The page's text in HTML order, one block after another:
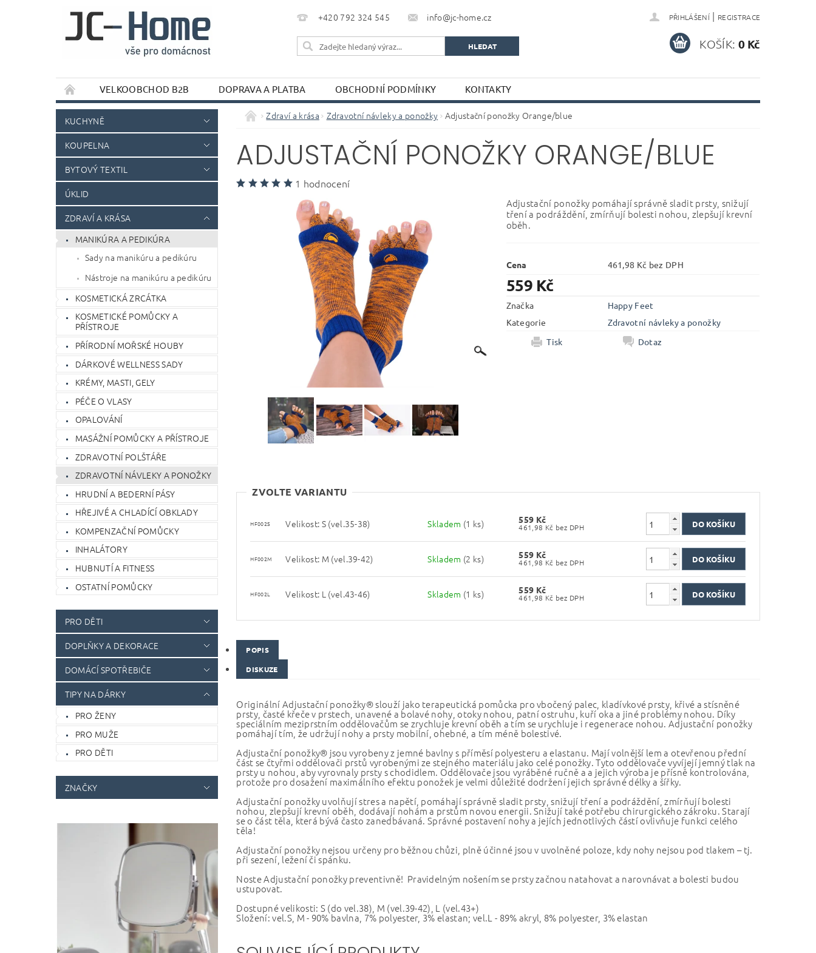
+420 792 324 545 info@jc-home.cz PŘIHLÁŠENÍ | REGISTRACE
KOŠÍK: 0 Kč
VELKOOBCHOD B2B DOPRAVA A PLATBA OBCHODNÍ PODMÍNKY KONTAKTY
KUCHYNĚ
KOUPELNA
BYTOVÝ TEXTIL
ÚKLID
ZDRAVÍ A KRÁSA
MANIKÚRA A PEDIKÚRA
Sady na manikúru a pedikúru
Nástroje na manikúru a pedikúru
KOSMETICKÁ ZRCÁTKA
KOSMETICKÉ POMŮCKY A
PŘÍSTROJE
PŘÍRODNÍ MOŘSKÉ HOUBY
DÁRKOVÉ WELLNESS SADY
KRÉMY, MASTI, GELY
PÉČE O VLASY
OPALOVÁNÍ
MASÁŽNÍ POMŮCKY A PŘÍSTROJE
ZDRAVOTNÍ POLŠTÁŘE
ZDRAVOTNÍ NÁVLEKY A PONOŽKY
HRUDNÍ A BEDERNÍ PÁSY
HŘEJIVÉ A CHLADÍCÍ OBKLADY
KOMPENZAČNÍ POMŮCKY
INHALÁTORY
HUBNUTÍ A FITNESS
OSTATNÍ POMŮCKY
PRO DĚTI
DOPLŇKY A DEKORACE
DOMÁCÍ SPOTŘEBIČE
TIPY NA DÁRKY
PRO ŽENY
PRO MUŽE
PRO DĚTI
ZNAČKY
Zdraví a krása Zdravotní návleky a ponožky Adjustační ponožky Orange/blue
ADJUSTAČNÍ PONOŽKY ORANGE/BLUE
1 hodnocení
Adjustační ponožky pomáhají správně sladit prsty, snižují
tření a podráždění, zmírňují bolesti nohou, zlepšují krevní
oběh.
Cena 461,98 Kč bez DPH
559 Kč
Značka
Happy Feet
Kategorie
Zdravotní návleky a ponožky
Tisk
Dotaz
ZVOLTE VARIANTU
HF002S Velikost: S (vel.35-38) Skladem (1 ks) 559 Kč
461,98 Kč bez DPH
HF002M Velikost: M (vel.39-42) Skladem (2 ks) 559 Kč
461,98 Kč bez DPH
HF002L Velikost: L (vel.43-46) Skladem (1 ks) 559 Kč
461,98 Kč bez DPH
POPIS
DISKUZE
Originální Adjustační ponožky® slouží jako terapeutická pomůcka pro vbočený palec, kladívkové prsty, křivé a stísněné
prsty, časté křeče v prstech, unavené a bolavé nohy, otoky nohou, patní ostruhu, kuří oka a jiné problémy nohou. Díky
speciálním meziprstním oddělovačům se zrychluje krevní oběh a tím se urychluje i regenerace nohou. Adjustační ponožky
pomáhají tím, že udržují nohy a prsty mobilní, ohebné, a tím méně bolestivé.
Adjustační ponožky® jsou vyrobeny z jemné bavlny s příměsí polyesteru a elastanu. Mají volnější lem a otevřenou přední
část se čtyřmi oddělovači prstů vyrobenými ze stejného materiálu jako celé ponožky. Tyto oddělovače vyvíjejí jemný tlak na
prsty u nohou, aby vyrovnaly prsty s chodidlem. Oddělovače jsou vyráběné ručně a a jejich výroba je přísně kontrolována,
protože pro dosažení maximálního efektu ponožek je velmi důležité dodržení jejich správné délky a šířky.
Adjustační ponožky uvolňují stres a napětí, pomáhají správně sladit prsty, snižují tření a podráždění, zmírňují bolesti
nohou, zlepšují krevní oběh, dodávají nohám a prstům novou energii. Snižují také potřebu chirurgického zákroku. Starají
se o část těla, která bývá často zanedbávaná. Správné postavení nohy a jejích jednotlivých částí ovlivňuje funkci celého
těla!
Adjustační ponožky nejsou určeny pro běžnou chůzi, plně účinné jsou v uvolněné poloze, kdy nohy nejsou pod tlakem – tj.
při sezení, ležení či spánku.
Noste Adjustační ponožky preventivně! Pravidelným nošením se prsty začnou natahovat a narovnávat a bolesti budou
ustupovat.
Dostupné velikosti: S (do vel.38), M (vel.39-42), L (vel.43+)
Složení: vel.S, M - 90% bavlna, 7% polyester, 3% elastan; vel.L - 89% akryl, 8% polyester, 3% elastan